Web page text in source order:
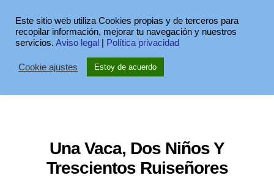
Una Vaca, Dos Niños Y
Trescientos Ruiseñores
Este sitio web utiliza Cookies propias y de terceros para
recopilar información, mejorar tu navegación y nuestros
servicios. Aviso legal Política privacidad
Cookie ajustes Estoy de acuerdo